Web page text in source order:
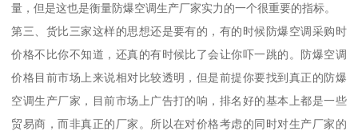
量，但是这也是衡量防爆空调生产厂家实力的一个很重要的指标。
第三、货比三家这样的思想还是要有的，有的时候防爆空调采购时
价格不比你不知道，还真的有时候比了会让你吓一跳的。防爆空调
价格目前市场上来说相对比较透明，但是前提你要找到真正的防爆
空调生产厂家，目前市场上广告打的响，排名好的基本上都是一些
贸易商，而非真正的厂家。所以在对价格考虑的同时对生产厂家的